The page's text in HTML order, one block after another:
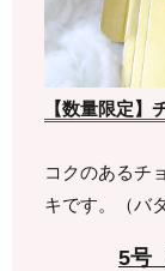
【数量限定】
コクのあるチ
キです。（バ
5号